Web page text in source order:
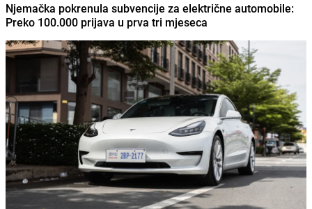
Njemačka pokrenula subvencije za električne automobile:
Preko 100.000 prijava u prva tri mjeseca